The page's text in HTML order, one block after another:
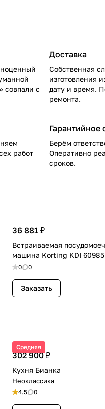
совпали с
Доставка
Собственная
изготовления
дату и время.
ремонта.
работ
Гарантийное
Берём
Оперативно
сроков.
36 881 ₽
Встраиваемая
машина Korting KDI 60985
0 0
Заказать
Средняя
302 900 ₽
Кухня Бианка
Неоклассика
4.5 0